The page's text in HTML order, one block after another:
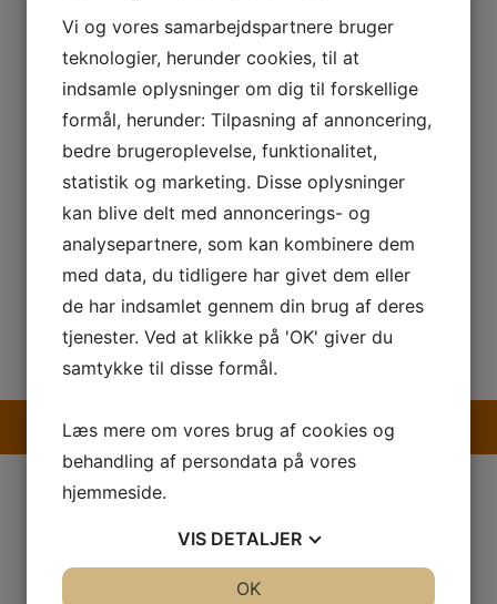
Kom med Papsnedkeren i maskinrummet
Brochuredisplays til synlig præsentation
af materiale
Vi og vores samarbejdspartnere bruger
teknologier, herunder cookies, til at
indsamle oplysninger om dig til forskellige
formål, herunder: Tilpasning af annoncering,
bedre brugeroplevelse, funktionalitet,
statistik og marketing. Disse oplysninger
kan blive delt med annoncerings- og
analysepartnere, som kan kombinere dem
med data, du tidligere har givet dem eller
de har indsamlet gennem din brug af deres
tjenester. Ved at klikke på 'OK' giver du
samtykke til disse formål.
Læs mere om vores brug af cookies og
behandling af persondata på vores
hjemmeside.
VIS DETALJER
OK